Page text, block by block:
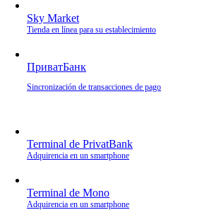
Sky Market
Tienda en línea para su establecimiento
ПриватБанк
Sincronización de transacciones de pago
Terminal de PrivatBank
Adquirencia en un smartphone
Terminal de Mono
Adquirencia en un smartphone